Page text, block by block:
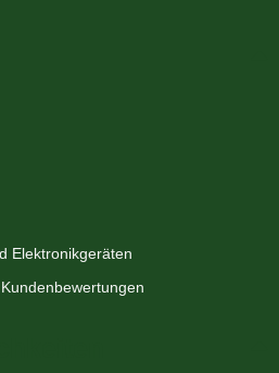
Elektronikgeräten